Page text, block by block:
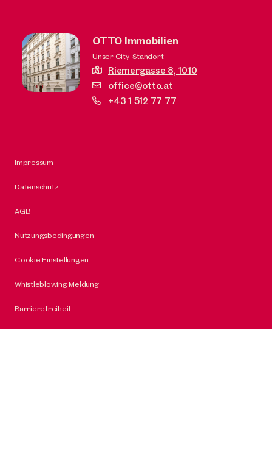
OTTO Immobilien
Unser City-Standort
Riemergasse 8,1010
office@otto.at
+43 1 512 77 77
Impressum
Datenschutz
AGB
Nutzungsbedingungen
Cookie Einstellungen
Whistleblowing Meldung
Barrierefreiheit